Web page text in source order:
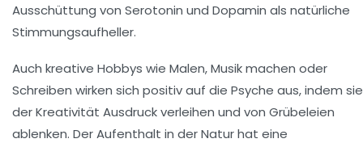
Ausschüttung von Serotonin und Dopamin als natürliche
Stimmungsaufheller.
Auch kreative Hobbys wie Malen, Musik machen oder
Schreiben wirken sich positiv auf die Psyche aus, indem sie
der Kreativität Ausdruck verleihen und von Grübeleien
ablenken. Der Aufenthalt in der Natur hat eine